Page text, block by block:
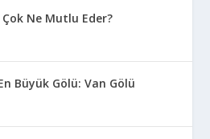
Çok Ne Mutlu Eder?
Büyük Gölü: Van Gölü